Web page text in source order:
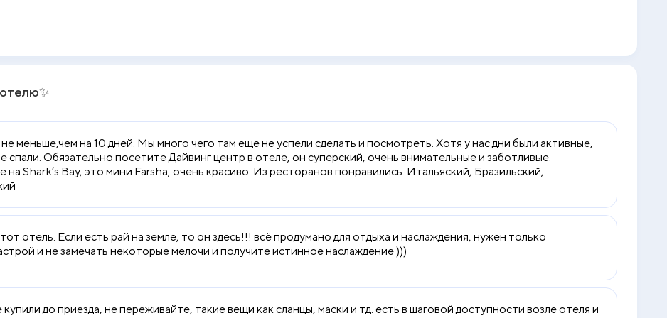
- живи в одном, н
меньше,чем на 10 дней. Мы много чего там еще не успели сделать и посмотреть. Хотя у нас дни были активные,
спали. Обязательно посетите Дайвинг центр в отеле, он суперский, очень внимательные и заботливые.
на Shark’s Bay, это мини Farsha, очень красиво. Из ресторанов понравились: Итальяский, Бразильский,
отель. Если есть рай на земле, то он здесь!!! всё продумано для отдыха и наслаждения, нужен только
и не замечать некоторые мелочи и получите истинное наслаждение )))
купили до приезда, не переживайте, такие вещи как сланцы, маски и тд. есть в шаговой доступности возле отеля и